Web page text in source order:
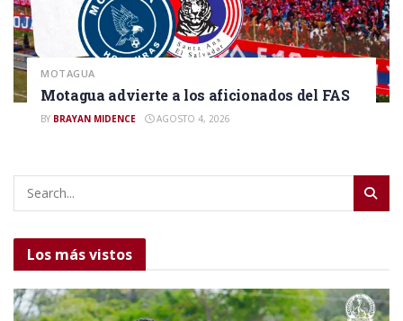
MOTAGUA
Motagua advierte a los aficionados del FAS
BY BRAYAN MIDENCE AGOSTO 4, 2026
Los más vistos